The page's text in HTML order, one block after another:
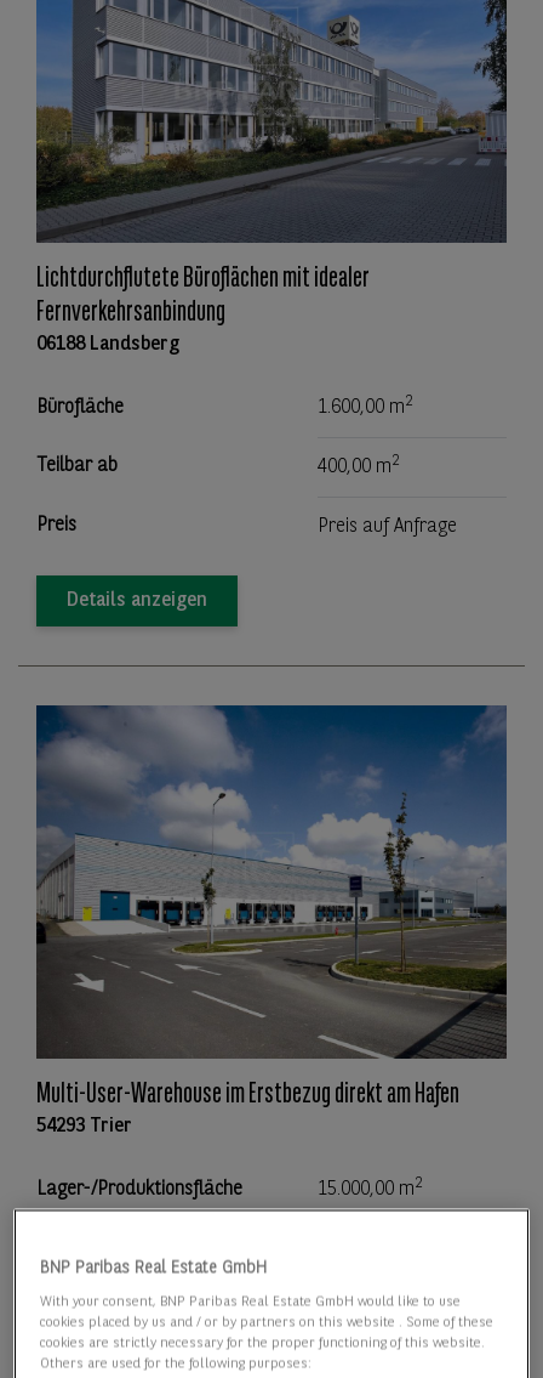
Lichtdurchflutete Büroflächen mit idealer
Fernverkehrsanbindung
06188 Landsberg
Bürofläche 1.600,00 m2
Teilbar ab 400,00 m2
Preis Preis auf Anfrage
Details anzeigen
Multi-User-Warehouse im Erstbezug direkt am Hafen
54293 Trier
Lager-/Produktionsfläche 15.000,00 m2
Preis Preis auf Anfrage
BNP Paribas Real Estate GmbH
With your consent, BNP Paribas Real Estate GmbH would like to use
cookies placed by us and / or by partners on this website . Some of these
cookies are strictly necessary for the proper functioning of this website.
Others are used for the following purposes: